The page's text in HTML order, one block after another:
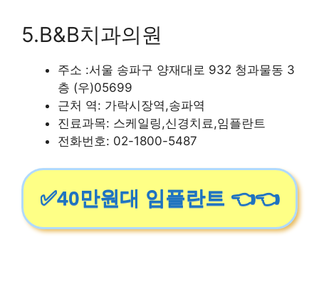
5.B&B치과의원
주소 :서울 송파구 양재대로 932 청과물동 3
층 (우)05699
근처 역: 가락시장역,송파역
진료과목: 스케일링,신경치료,임플란트
전화번호: 02-1800-5487
✅40만원대 임플란트 👈👈